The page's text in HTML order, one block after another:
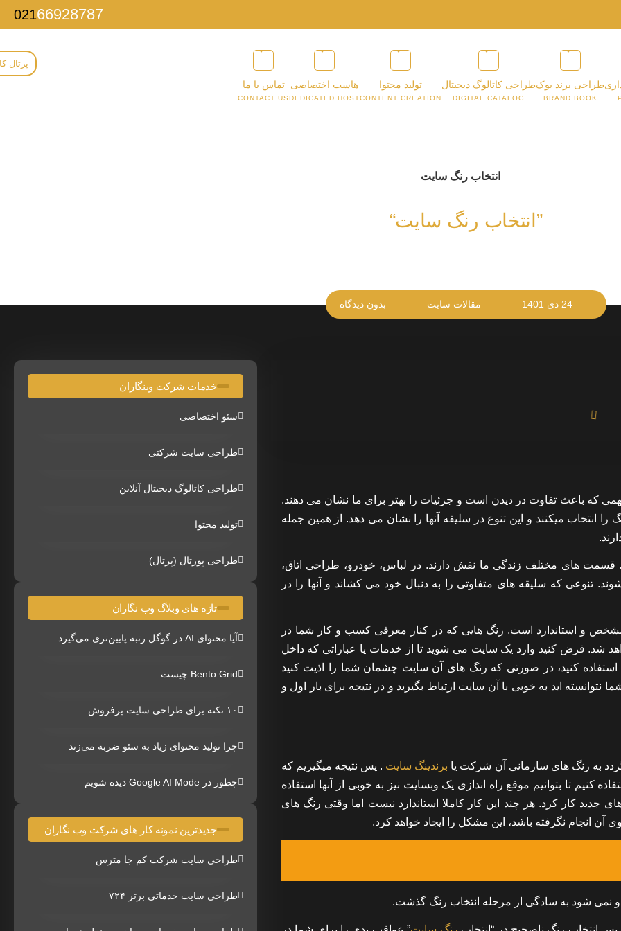
02166928787
طراحی برند بوک
BRAND BOOK
طراحی کاتالوگ دیجیتال
DIGITAL CATALOG
تولید محتوا
CONTENT CREATION
هاست اختصاصی
DEDICATED HOST
تماس با ما
CONTACT US
پرتال
”انتخاب رنگ سایت“
24 دی 1401 مقالات سایت بدون دیدگاه
که باعث تفاوت در دیدن است و جزئیات را بهتر برای ما نشان می دهند.
انتخاب میکنند و این تنوع در سلیقه آنها را نشان می دهد. از همین جمله
قسمت های مختلف زندگی ما نقش دارند. در لباس، خودرو، طراحی اتاق،
تنوعی که سلیقه های متفاوتی را به دنبال خود می کشاند و آنها را در
و استاندارد است. رنگ هایی که در کنار معرفی کسب و کار شما در
شد. فرض کنید وارد یک سایت می شوید تا از خدمات یا عباراتی که داخل
کنید، در صورتی که رنگ های آن سایت چشمان شما را اذیت کنید
اید به خوبی با آن سایت ارتباط بگیرید و در نتیجه برای بار اول و
به رنگ های سازمانی آن شرکت یا برندینگ سایت . پس نتیجه میگیریم که
تا بتوانیم موقع راه اندازی یک وبسایت نیز به خوبی از آنها استفاده
جدید کار کرد. هر چند این کار کاملا استاندارد نیست اما وقتی رنگ های
انجام نگرفته باشد، این مشکل را ایجاد خواهد کرد.
نمی شود به سادگی از مرحله انتخاب رنگ گذشت.
خدمات شرکت وبنگاران
سئو اختصاصی
طراحی سایت شرکتی
طراحی کاتالوگ دیجیتال آنلاین
تولید محتوا
طراحی پورتال (پرتال)
تازه های وبلاگ وب نگاران
آیا محتوای AI در گوگل رتبه پایین‌تری می‌گیرد
Bento Grid چیست
۱۰ نکته برای طراحی سایت پرفروش
چرا تولید محتوای زیاد به سئو ضربه می‌زند
چطور در Google AI Mode دیده شویم
جدیدترین نمونه کار های شرکت وب نگاران
طراحی سایت شرکت کم جا مترس
طراحی سایت خدماتی برتر ۷۲۴